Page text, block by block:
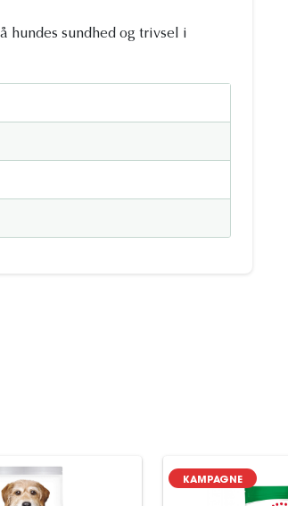
hundes sundhed og trivsel i
KAMPAGNE